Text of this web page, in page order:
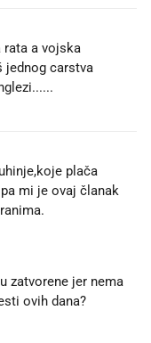
rata a vojska
jednog carstva
plača
mi je ovaj članak
zatvorene jer nema
ovih dana?